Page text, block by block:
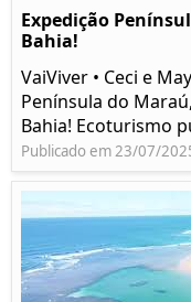
Expedição
Bahia!
VaiViver • Ceci e
Península do
Bahia! Ecoturismo
Publicado em 23/07/